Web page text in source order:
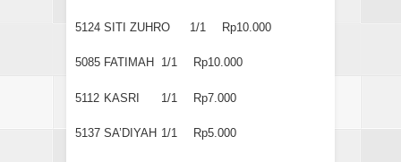
5124 SITI ZUHRO 1/1 Rp10.000
5085 FATIMAH 1/1 Rp10.000
5112 KASRI 1/1 Rp7.000
5137 SA’DIYAH 1/1 Rp5.000